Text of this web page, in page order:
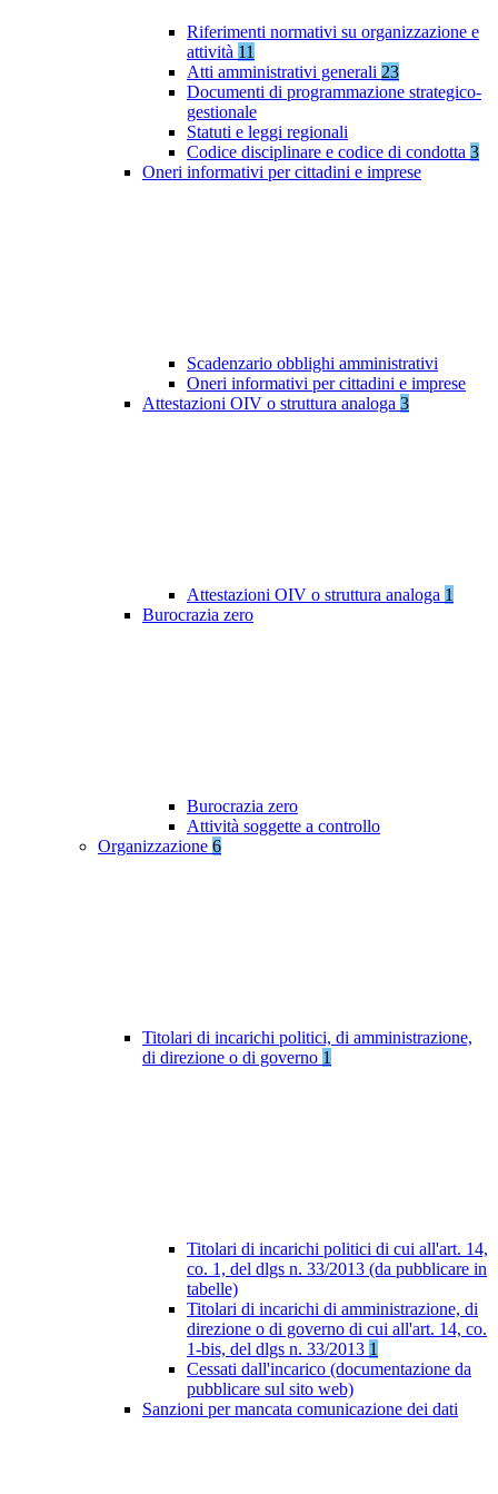
Riferimenti normativi su organizzazione e
attività 11
Atti amministrativi generali 23
Documenti di programmazione strategico-
gestionale
Statuti e leggi regionali
Codice disciplinare e codice di condotta 3
Oneri informativi per cittadini e imprese
Scadenzario obblighi amministrativi
Oneri informativi per cittadini e imprese
Attestazioni OIV o struttura analoga 3
Attestazioni OIV o struttura analoga 1
Burocrazia zero
Burocrazia zero
Attività soggette a controllo
Organizzazione 6
Titolari di incarichi politici, di amministrazione,
di direzione o di governo 1
Titolari di incarichi politici di cui all'art. 14,
co. 1, del dlgs n. 33/2013 (da pubblicare in
tabelle)
Titolari di incarichi di amministrazione, di
direzione o di governo di cui all'art. 14, co.
1-bis, del dlgs n. 33/2013 1
Cessati dall'incarico (documentazione da
pubblicare sul sito web)
Sanzioni per mancata comunicazione dei dati